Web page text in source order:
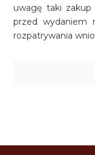
uwagę taki zakup
przed wydaniem
rozpatrywania